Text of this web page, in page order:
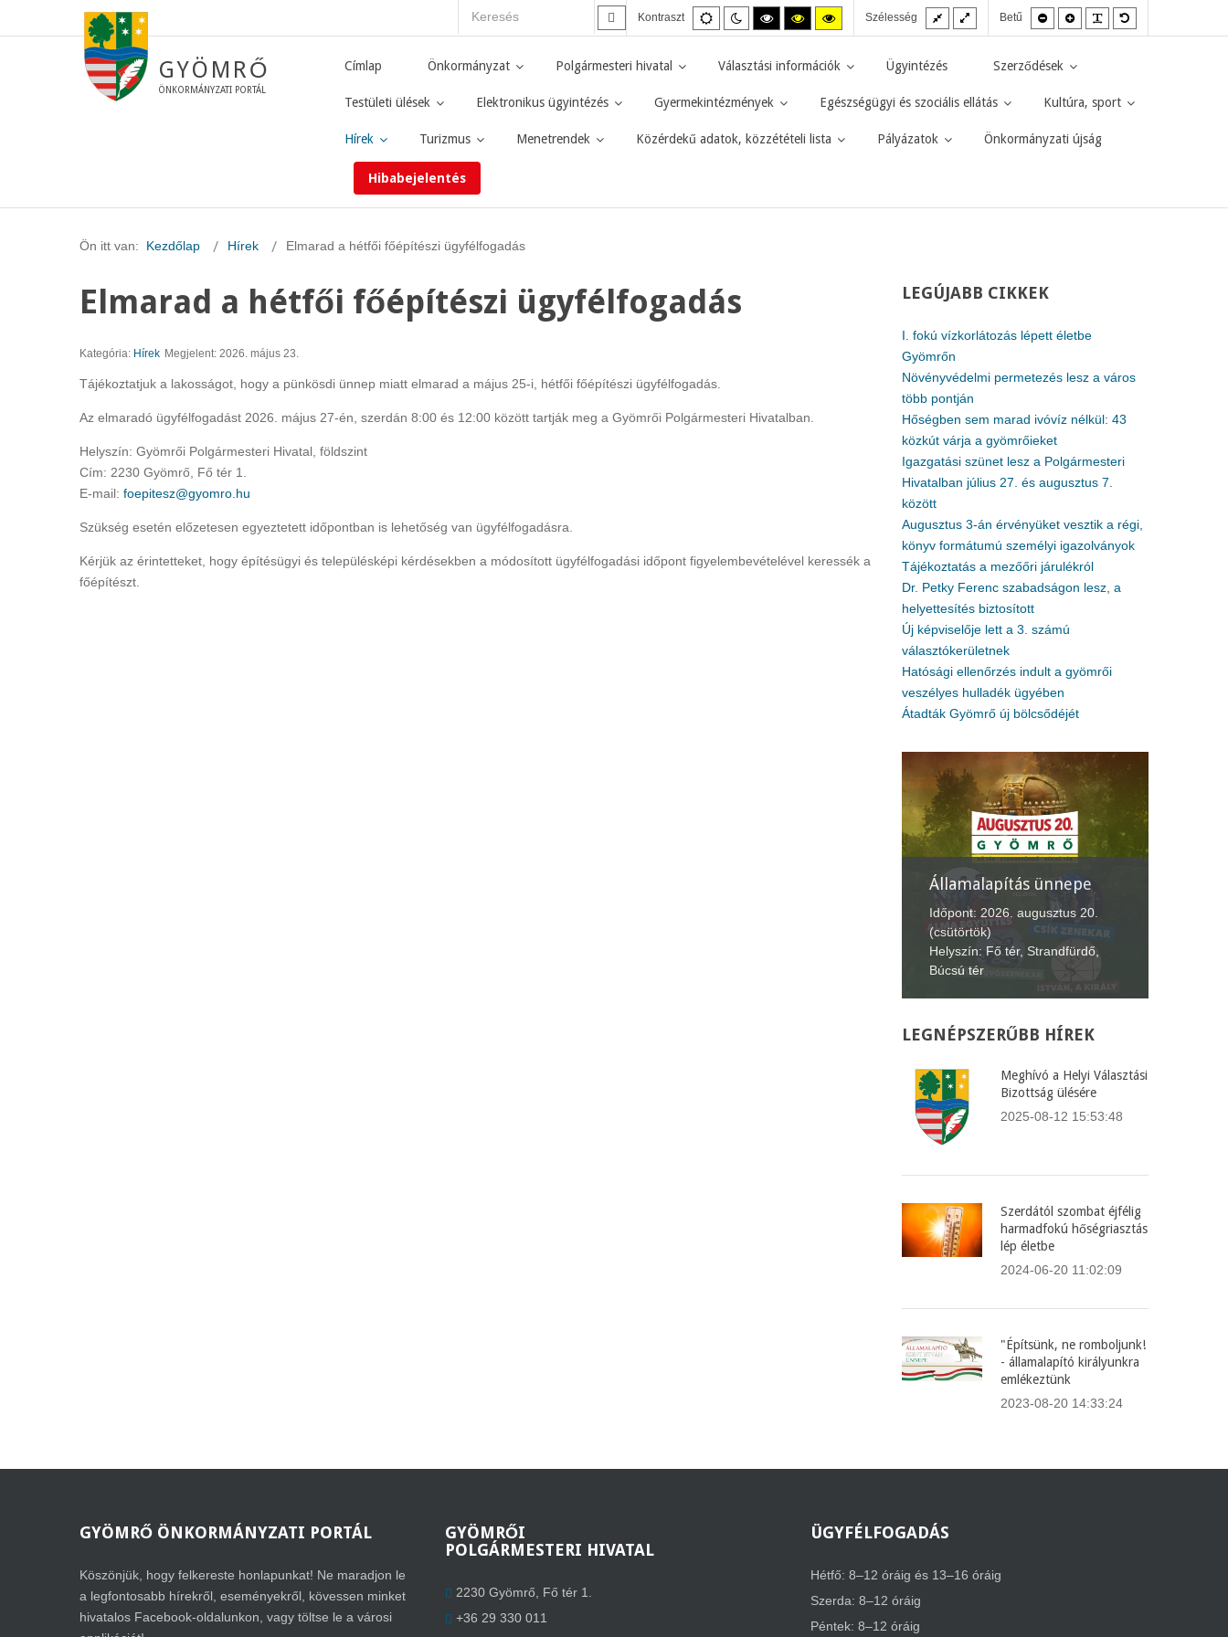
Kontraszt
Alapértelmezett
mód
Éjszakai
mód
Magas
kontraszt
mód.
Magas
kontraszt
mód.
Magas
kontraszt
mód.
Szélesség
Fix
elrendezés
Széles
elrendezés
Betű
Kisebb
betűméret
Nagyobb
betűméret
GYÖMRŐ
ÖNKORMÁNYZATI PORTÁL
Címlap Önkormányzat Polgármesteri hivatal Választási információk Ügyintézés Szerződések
Testületi ülések Elektronikus ügyintézés Gyermekintézmények Egészségügyi és szociális ellátás Kultúra, sport
Hírek Turizmus Menetrendek Közérdekű adatok, közzétételi lista Pályázatok Önkormányzati újság
Hibabejelentés
Ön itt van: Kezdőlap Hírek Elmarad a hétfői főépítészi ügyfélfogadás
Elmarad a hétfői főépítészi ügyfélfogadás
Kategória: Hírek Megjelent: 2026. május 23.
Tájékoztatjuk a lakosságot, hogy a pünkösdi ünnep miatt elmarad a május 25-i, hétfői főépítészi ügyfélfogadás.
Az elmaradó ügyfélfogadást 2026. május 27-én, szerdán 8:00 és 12:00 között tartják meg a Gyömrői Polgármesteri Hivatalban.
Helyszín: Gyömrői Polgármesteri Hivatal, földszint
Cím: 2230 Gyömrő, Fő tér 1.
E-mail: foepitesz@gyomro.hu
Szükség esetén előzetesen egyeztetett időpontban is lehetőség van ügyfélfogadásra.
Kérjük az érintetteket, hogy építésügyi és településképi kérdésekben a módosított ügyfélfogadási időpont figyelembevételével keressék a
főépítészt.
LEGÚJABB CIKKEK
I. fokú vízkorlátozás lépett életbe
Gyömrőn
Növényvédelmi permetezés lesz a város
több pontján
Hőségben sem marad ivóvíz nélkül: 43
közkút várja a gyömrőieket
Igazgatási szünet lesz a Polgármesteri
Hivatalban július 27. és augusztus 7.
között
Augusztus 3-án érvényüket vesztik a régi,
könyv formátumú személyi igazolványok
Tájékoztatás a mezőőri járulékról
Dr. Petky Ferenc szabadságon lesz, a
helyettesítés biztosított
Új képviselője lett a 3. számú
választókerületnek
Hatósági ellenőrzés indult a gyömrői
veszélyes hulladék ügyében
Átadták Gyömrő új bölcsődéjét
Államalapítás ünnepe
Időpont: 2026. augusztus 20.
(csütörtök)
Helyszín: Fő tér, Strandfürdő,
Búcsú tér
LEGNÉPSZERŰBB HÍREK
Meghívó a Helyi Választási
Bizottság ülésére
2025-08-12 15:53:48
Szerdától szombat éjfélig
harmadfokú hőségriasztás
lép életbe
2024-06-20 11:02:09
"Építsünk, ne romboljunk!
- államalapító királyunkra
emlékeztünk
2023-08-20 14:33:24
GYÖMRŐ ÖNKORMÁNYZATI PORTÁL
Köszönjük, hogy felkereste honlapunkat! Ne maradjon le
a legfontosabb hírekről, eseményekről, kövessen minket
hivatalos Facebook-oldalunkon, vagy töltse le a városi
GYÖMRŐI
POLGÁRMESTERI HIVATAL
2230 Gyömrő, Fő tér 1.
+36 29 330 011
ÜGYFÉLFOGADÁS
Hétfő: 8–12 óráig és 13–16 óráig
Szerda: 8–12 óráig
Péntek: 8–12 óráig